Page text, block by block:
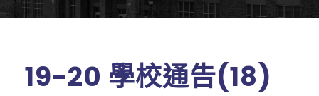
19-20 學校通告(18)